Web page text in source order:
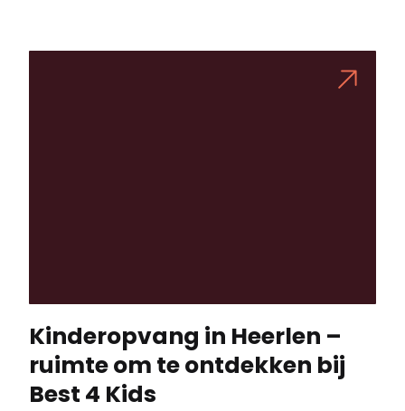
Kinderopvang in Heerlen –
ruimte om te ontdekken bij
Best 4 Kids